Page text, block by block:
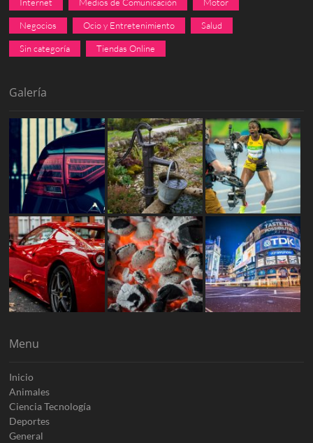
Negocios Ocio y Entretenimiento Salud
Sin categoría Tiendas Online
Galería
Menu
Inicio
Animales
Ciencia Tecnología
Deportes
General